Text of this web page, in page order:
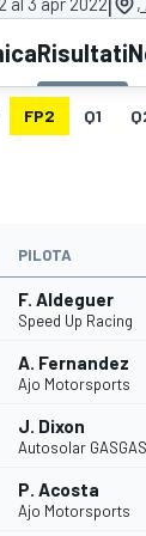
Risultati
FP2 Q1
PILOTA
F. Aldeguer
Speed Up Racing
A. Fernandez
Ajo Motorsports
J. Dixon
Autosolar
P. Acosta
Ajo Motorsports